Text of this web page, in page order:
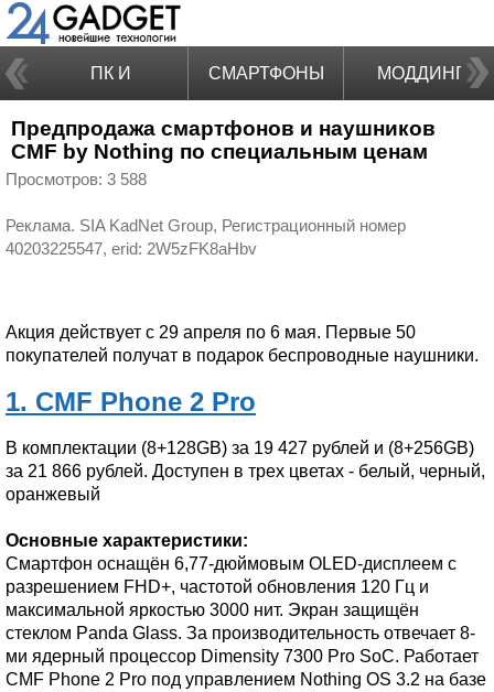
ПК И
НОУТБУКИ
СМАРТФОНЫ МОДДИНГ
Предпродажа смартфонов и наушников
CMF by Nothing по специальным ценам
Просмотров: 3 588
Реклама. SIA KadNet Group, Регистрационный номер
Акция действует с 29 апреля по 6 мая. Первые 50
покупателей получат в подарок беспроводные наушники.
1. CMF Phone 2 Pro
В комплектации (8+128GB) за 19 427 рублей и (8+256GB)
за 21 866 рублей. Доступен в трех цветах - белый, черный,
оранжевый
Основные характеристики:
Смартфон оснащён 6,77-дюймовым OLED-дисплеем с
разрешением FHD+, частотой обновления 120 Гц и
максимальной яркостью 3000 нит. Экран защищён
стеклом Panda Glass. За производительность отвечает 8-
ми ядерный процессор Dimensity 7300 Pro SoC. Работает
CMF Phone 2 Pro под управлением Nothing OS 3.2 на базе